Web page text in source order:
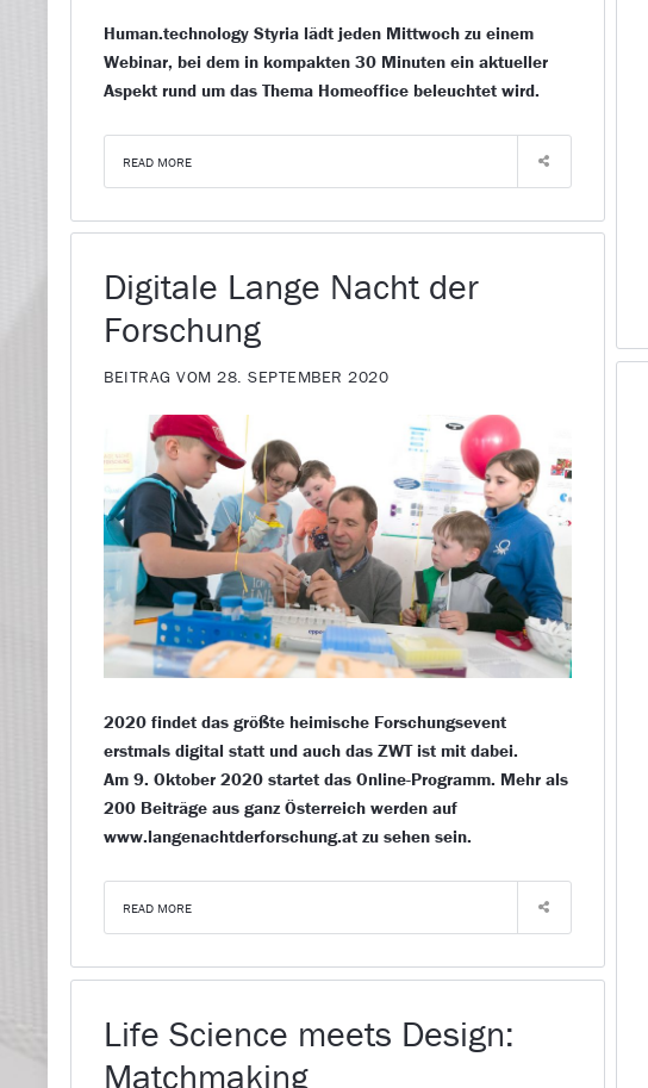
Human.technology Styria lädt jeden Mittwoch zu einem
Webinar, bei dem in kompakten 30 Minuten ein aktueller
Aspekt rund um das Thema Homeoffice beleuchtet wird.
READ MORE
Digitale Lange Nacht der
Forschung
BEITRAG VOM 28. SEPTEMBER 2020
2020 findet das größte heimische Forschungsevent
erstmals digital statt und auch das ZWT ist mit dabei.
Am 9. Oktober 2020 startet das Online-Programm. Mehr als
200 Beiträge aus ganz Österreich werden auf
www.langenachtderforschung.at zu sehen sein.
READ MORE
Life Science meets Design:
Matchmaking